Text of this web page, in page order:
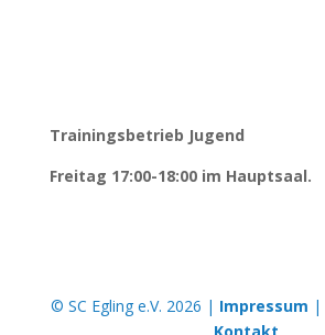
Trainingsbetrieb Jugend
Freitag 17:00-18:00 im Hauptsaal.
© SC Egling e.V. 2026 | Impressum |